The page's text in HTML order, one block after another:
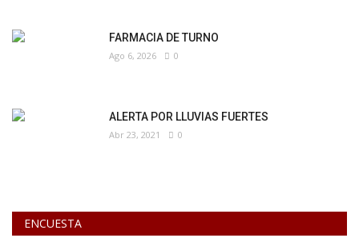
FARMACIA DE TURNO
Ago 6, 2026 0
ALERTA POR LLUVIAS FUERTES
Abr 23, 2021 0
ENCUESTA